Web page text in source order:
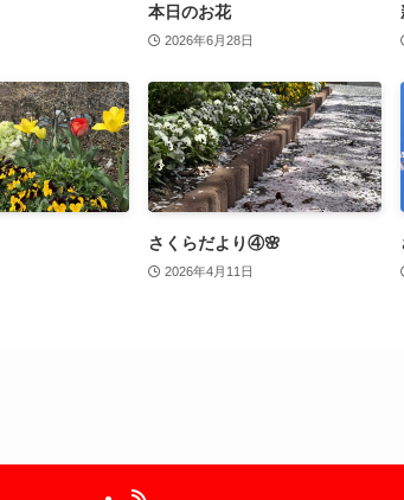
本日のお花
2026年6月28日
さくらだより④🌸
2026年4月11日